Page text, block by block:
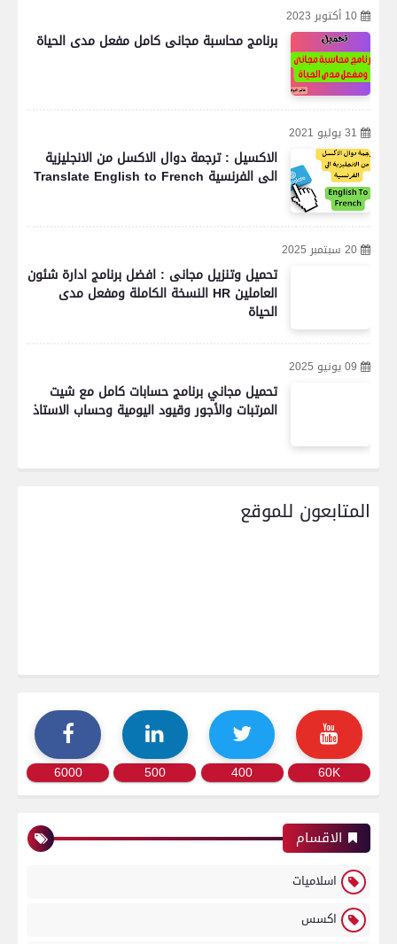
10 أكتوبر 2023
برنامج محاسبة مجانى كامل مفعل مدى الحياة
31 يوليو 2021
الاكسيل : ترجمة دوال الاكسل من الانجليزية
الى الفرنسية Translate English to French
20 سبتمبر 2025
تحميل وتنزيل مجانى : افضل برنامج ادارة شئون
العاملين HR النسخة الكاملة ومفعل مدى
الحياة
09 يونيو 2025
تحميل مجاني برنامج حسابات كامل مع شيت
المرتبات والأجور وقيود اليومية وحساب الاستاذ
المتابعون للموقع
60K
400
500
6000
الاقسام
اسلاميات
اكسس